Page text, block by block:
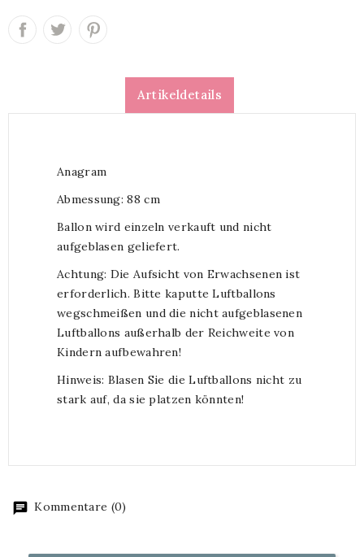
Artikeldetails
Anagram
Abmessung: 88 cm
Ballon wird einzeln verkauft und nicht
aufgeblasen geliefert.
Achtung: Die Aufsicht von Erwachsenen ist
erforderlich. Bitte kaputte Luftballons
wegschmeißen und die nicht aufgeblasenen
Luftballons außerhalb der Reichweite von
Kindern aufbewahren!
Hinweis: Blasen Sie die Luftballons nicht zu
stark auf, da sie platzen könnten!
Kommentare (0)